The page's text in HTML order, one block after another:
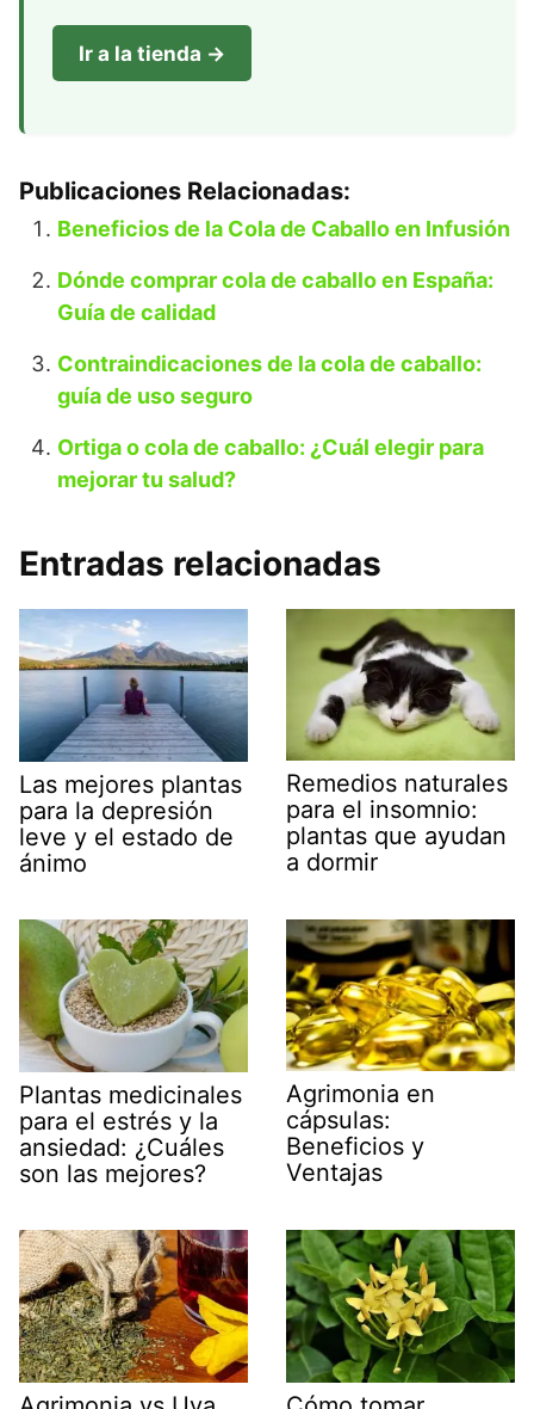
Ir a la tienda →
Publicaciones Relacionadas:
Beneficios de la Cola de Caballo en Infusión
Dónde comprar cola de caballo en España:
Guía de calidad
Contraindicaciones de la cola de caballo:
guía de uso seguro
Ortiga o cola de caballo: ¿Cuál elegir para
mejorar tu salud?
Entradas relacionadas
Las mejores plantas
para la depresión
leve y el estado de
ánimo
Remedios naturales
para el insomnio:
plantas que ayudan
a dormir
Plantas medicinales
para el estrés y la
ansiedad: ¿Cuáles
son las mejores?
Agrimonia en
cápsulas:
Beneficios y
Ventajas